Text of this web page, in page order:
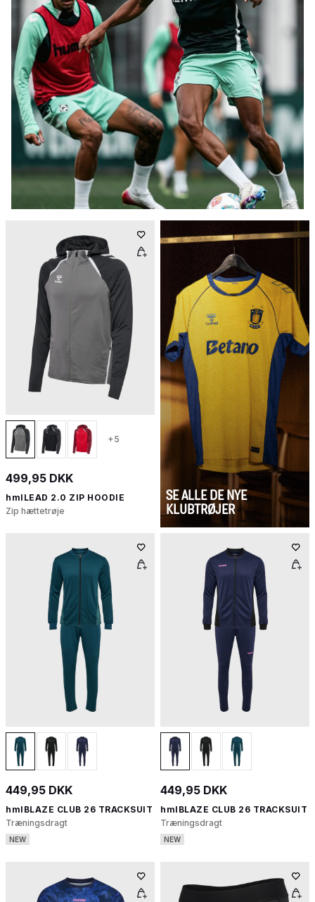
+5
499,95 DKK
hmlLEAD 2.0 ZIP HOODIE
Zip hættetrøje
449,95 DKK
hmlBLAZE CLUB 26 TRACKSUIT
Træningsdragt
NEW
449,95 DKK
hmlBLAZE CLUB 26 TRACKSUIT
Træningsdragt
NEW
SE ALLE DE NYE
KLUBTRØJER